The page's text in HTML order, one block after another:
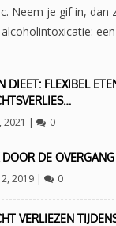
Neem je gif in, dan
DIEET: FLEXIBEL
2021 | 0
DOOR DE OVERGANG
2019| 0
VERLIEZEN